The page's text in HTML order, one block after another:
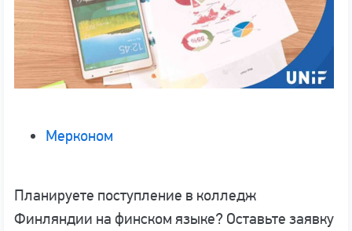
Мерконом
Планируете поступление в колледж
Финляндии на финском языке? Оставьте заявку